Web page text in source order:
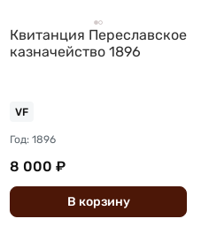
Квитанция Переславское
казначейство 1896
VF
Год: 1896
8 000 ₽
В корзину